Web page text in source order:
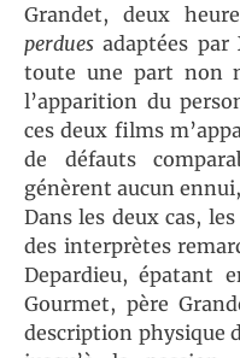
Grandet, deux
perdues adaptées
toute une part non
l’apparition du
ces deux films
de défauts
génèrent aucun
Dans les deux cas,
des interprètes
Depardieu, épatant
Gourmet, père
description physique